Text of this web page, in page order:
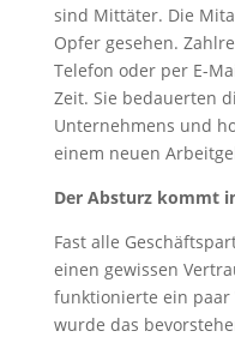
sind Mittäter. Die
Opfer gesehen.
Telefon oder per E-
Zeit. Sie bedauerten
Unternehmens und
einem neuen
Der Absturz kommt
Fast alle
einen gewissen
funktionierte ein paar
wurde das